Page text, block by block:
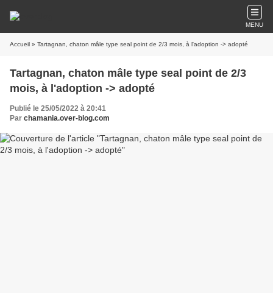
MENU
Accueil » Tartagnan, chaton mâle type seal point de 2/3 mois, à l'adoption -> adopté
Tartagnan, chaton mâle type seal point de 2/3
mois, à l'adoption -> adopté
Publié le 25/05/2022 à 20:41
Par chamania.over-blog.com